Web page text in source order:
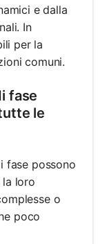
e dalla
In
per la
comuni.
fase
le
fase possono
la loro
o
poco